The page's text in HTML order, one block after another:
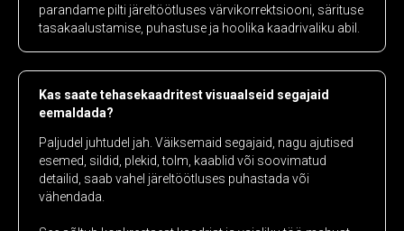
parandame pilti järeltöötluses värvikorrektsiooni, särituse
tasakaalustamise, puhastuse ja hoolika kaadrivaliku abil.
Kas saate tehasekaadritest visuaalseid segajaid
eemaldada?
Paljudel juhtudel jah. Väiksemaid segajaid, nagu ajutised
esemed, sildid, plekid, tolm, kaablid või soovimatud
detailid, saab vahel järeltöötluses puhastada või
vähendada.